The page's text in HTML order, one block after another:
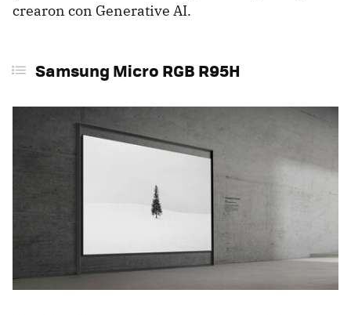
crearon con Generative AI.
Samsung Micro RGBR95H